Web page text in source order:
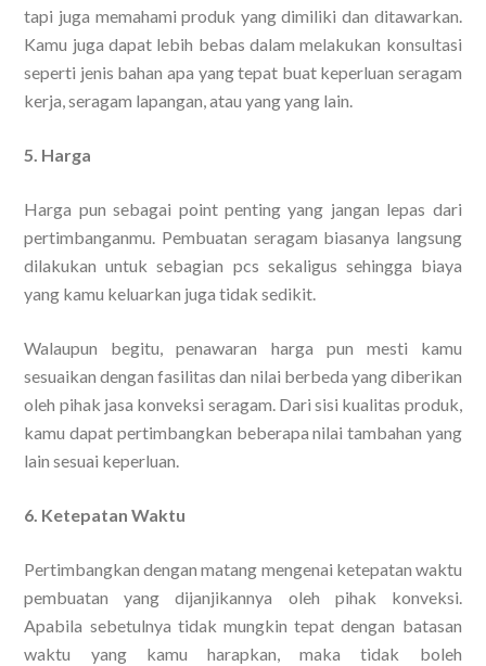
tapi juga memahami produk yang dimiliki dan ditawarkan.
Kamu juga dapat lebih bebas dalam melakukan konsultasi
seperti jenis bahan apa yang tepat buat keperluan seragam
kerja, seragam lapangan, atau yang yang lain.
5. Harga
Harga pun sebagai point penting yang jangan lepas dari
pertimbanganmu. Pembuatan seragam biasanya langsung
dilakukan untuk sebagian pcs sekaligus sehingga biaya
yang kamu keluarkan juga tidak sedikit.
Walaupun begitu, penawaran harga pun mesti kamu
sesuaikan dengan fasilitas dan nilai berbeda yang diberikan
oleh pihak jasa konveksi seragam. Dari sisi kualitas produk,
kamu dapat pertimbangkan beberapa nilai tambahan yang
lain sesuai keperluan.
6. Ketepatan Waktu
Pertimbangkan dengan matang mengenai ketepatan waktu
pembuatan yang dijanjikannya oleh pihak konveksi.
Apabila sebetulnya tidak mungkin tepat dengan batasan
waktu yang kamu harapkan, maka tidak boleh